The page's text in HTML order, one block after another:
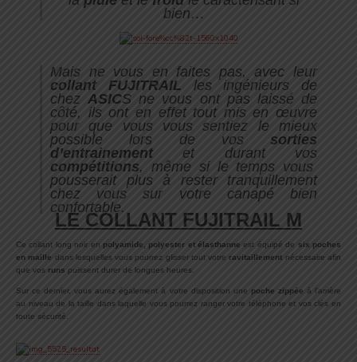
bien…
Mais ne vous en faites pas, avec leur
collant FUJITRAIL les ingénieurs de
chezASICS ne vous ont pas laissé de
côté, ils ont en effet tout mis en œuvre
pour que vous vous sentiez le mieux
possible lors de vos sorties
d’entrainementet durant vos
compétitions, même si le temps vous
pousserait plus à rester tranquillement
chez vous sur votre canapé bien
confortable.
LE COLLANT FUJITRAIL M
Ce collant long noir en polyamide, polyester et élasthanne est équipé de six poches
en maille
dans lesquelles vous pourrez glisser tout votre ravitaillement nécessaire afin
que vos runs puissent durer de longues heures.
Sur ce dernier, vous aurez également à votre disposition une poche zippée à l’arrière
au niveau de la taille dans laquelle vous pourrez ranger votre téléphone et vos clés en
toute sécurité.